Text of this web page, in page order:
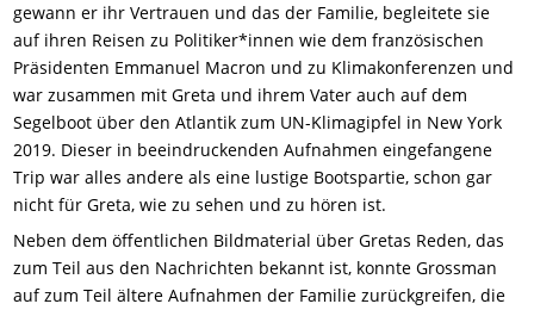
gewann er ihr Vertrauen und das der Familie, begleitete sie
auf ihren Reisen zu Politiker*innen wie dem französischen
Präsidenten Emmanuel Macron und zu Klimakonferenzen und
war zusammen mit Greta und ihrem Vater auch auf dem
Segelboot über den Atlantik zum UN-Klimagipfel in New York
2019. Dieser in beeindruckenden Aufnahmen eingefangene
Trip war alles andere als eine lustige Bootspartie, schon gar
nicht für Greta, wie zu sehen und zu hören ist.
Neben dem öffentlichen Bildmaterial über Gretas Reden, das
zum Teil aus den Nachrichten bekannt ist, konnte Grossman
auf zum Teil ältere Aufnahmen der Familie zurückgreifen, die